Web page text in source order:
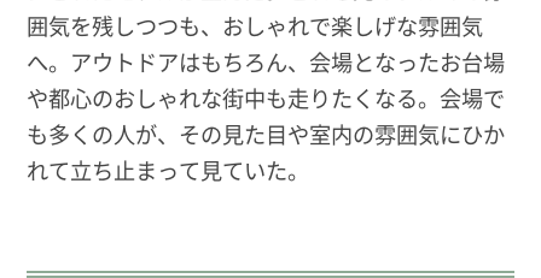
囲気を残しつつも、おしゃれで楽しげな雰囲気
へ。アウトドアはもちろん、会場となったお台場
や都心のおしゃれな街中も走りたくなる。会場で
も多くの人が、その見た目や室内の雰囲気にひか
れて立ち止まって見ていた。